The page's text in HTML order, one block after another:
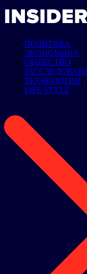
ПОЛИТИКА
ЭКОНОМИКА
ОБЩЕСТВО
ТЕХНОЛОГИИ
LIFE STYLE